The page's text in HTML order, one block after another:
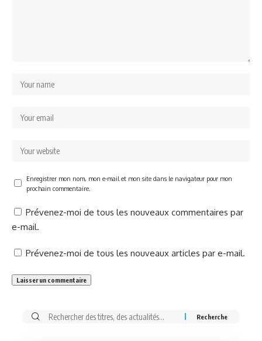
Enregistrer mon nom, mon e-mail et mon site dans le navigateur pour mon
prochain commentaire.
Prévenez-moi de tous les nouveaux commentaires par
e-mail.
Prévenez-moi de tous les nouveaux articles par e-mail.
Rechercher: